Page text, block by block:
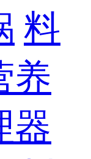
料
养
器